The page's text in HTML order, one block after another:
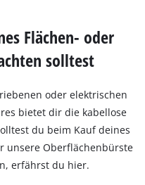
Flächen- oder
solltest
oder elektrischen
bietet dir die kabellose
du beim Kauf deines
unsere Oberflächenbürste
erfährst du hier.